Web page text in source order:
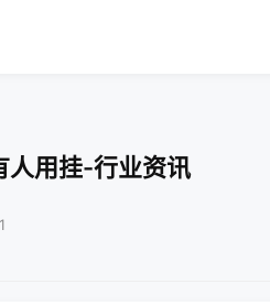
人用挂-行业资讯